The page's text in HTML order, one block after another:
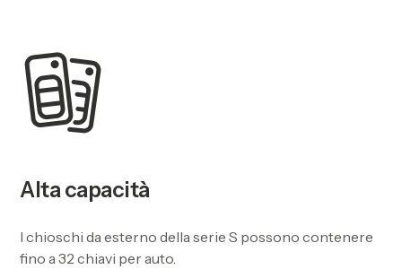
Alta capacità
I chioschi da esterno della serie S possono contenere
fino a 32 chiavi per auto.